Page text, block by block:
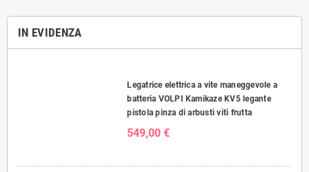
IN EVIDENZA
Legatrice elettrica a vite maneggevole a
batteria VOLPI Kamikaze KV5 legante
pistola pinza di arbusti viti frutta
549,00 €